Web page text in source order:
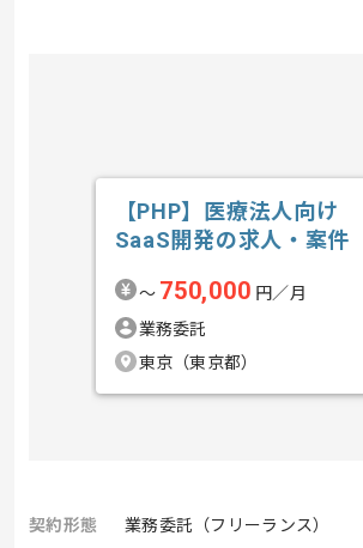
【PHP】医療法人向け
SaaS開発の求人・案件
〜 750,000 円／月
業務委託
東京（東京都）
契約形態
業務委託（フリーランス）